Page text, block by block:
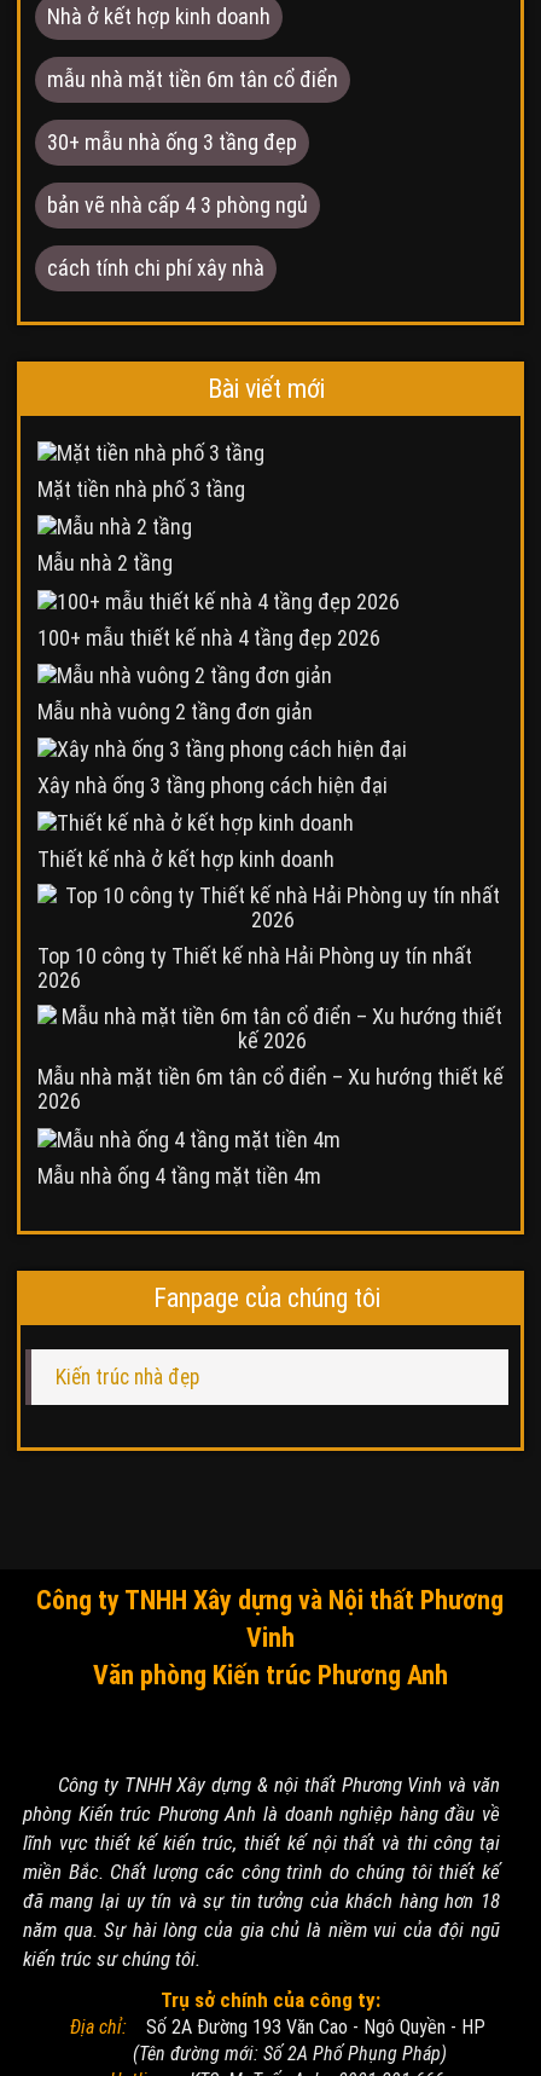
Nhà ở kết hợp kinh doanh
mẫu nhà mặt tiền 6m tân cổ điển
30+ mẫu nhà ống 3 tầng đẹp
bản vẽ nhà cấp 4 3 phòng ngủ
cách tính chi phí xây nhà
Bài viết mới
Mặt tiền nhà phố 3 tầng
Mẫu nhà 2 tầng
100+ mẫu thiết kế nhà 4 tầng đẹp 2026
Mẫu nhà vuông 2 tầng đơn giản
Xây nhà ống 3 tầng phong cách hiện đại
Thiết kế nhà ở kết hợp kinh doanh
Top 10 công ty Thiết kế nhà Hải Phòng uy tín nhất
2026
Mẫu nhà mặt tiền 6m tân cổ điển – Xu hướng thiết kế
2026
Mẫu nhà ống 4 tầng mặt tiền 4m
Fanpage của chúng tôi
Kiến trúc nhà đẹp
Công ty TNHH Xây dựng và Nội thất Phương
Vinh
Văn phòng Kiến trúc Phương Anh
Công ty TNHH Xây dựng & nội thất Phương Vinh và văn
phòng Kiến trúc Phương Anh là doanh nghiệp hàng đầu về
lĩnh vực thiết kế kiến trúc, thiết kế nội thất và thi công tại
miền Bắc. Chất lượng các công trình do chúng tôi thiết kế
đã mang lại uy tín và sự tin tưởng của khách hàng hơn 18
năm qua. Sự hài lòng của gia chủ là niềm vui của đội ngũ
kiến trúc sư chúng tôi.
Trụ sở chính của công ty:
Địa chỉ:Số 2A Đường 193 Văn Cao - Ngô Quyền - HP
(Tên đường mới: Số 2A Phố Phụng Pháp)